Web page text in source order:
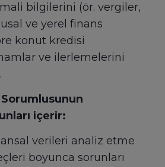
bilgilerini (ör. vergiler,
ve yerel finans
konut kredisi
ve ilerlemelerini
içerir:
verileri analiz etme
boyunca sorunları